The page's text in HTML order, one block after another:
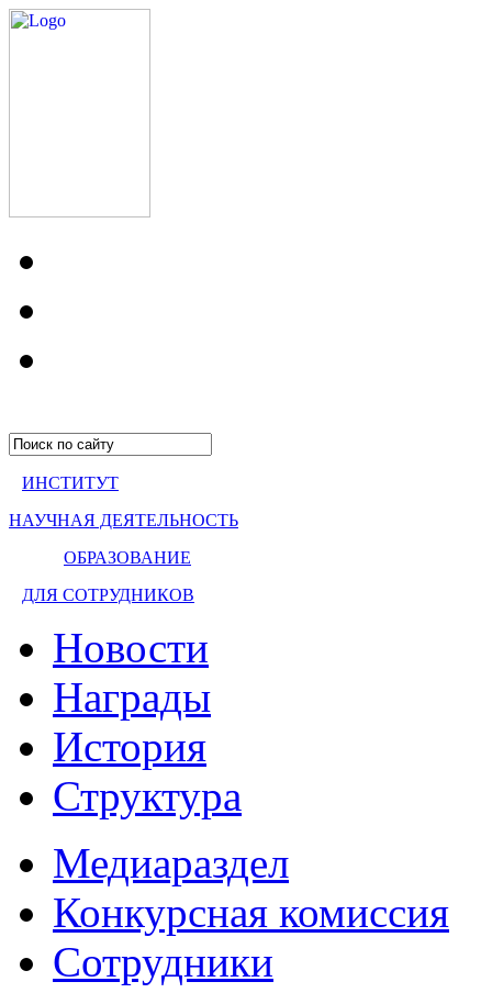
ИНСТИТУТ
НАУЧНАЯ ДЕЯТЕЛЬНОСТЬ
ОБРАЗОВАНИЕ
ДЛЯ СОТРУДНИКОВ
Новости
Награды
История
Структура
Медиараздел
Конкурсная комиссия
Сотрудники